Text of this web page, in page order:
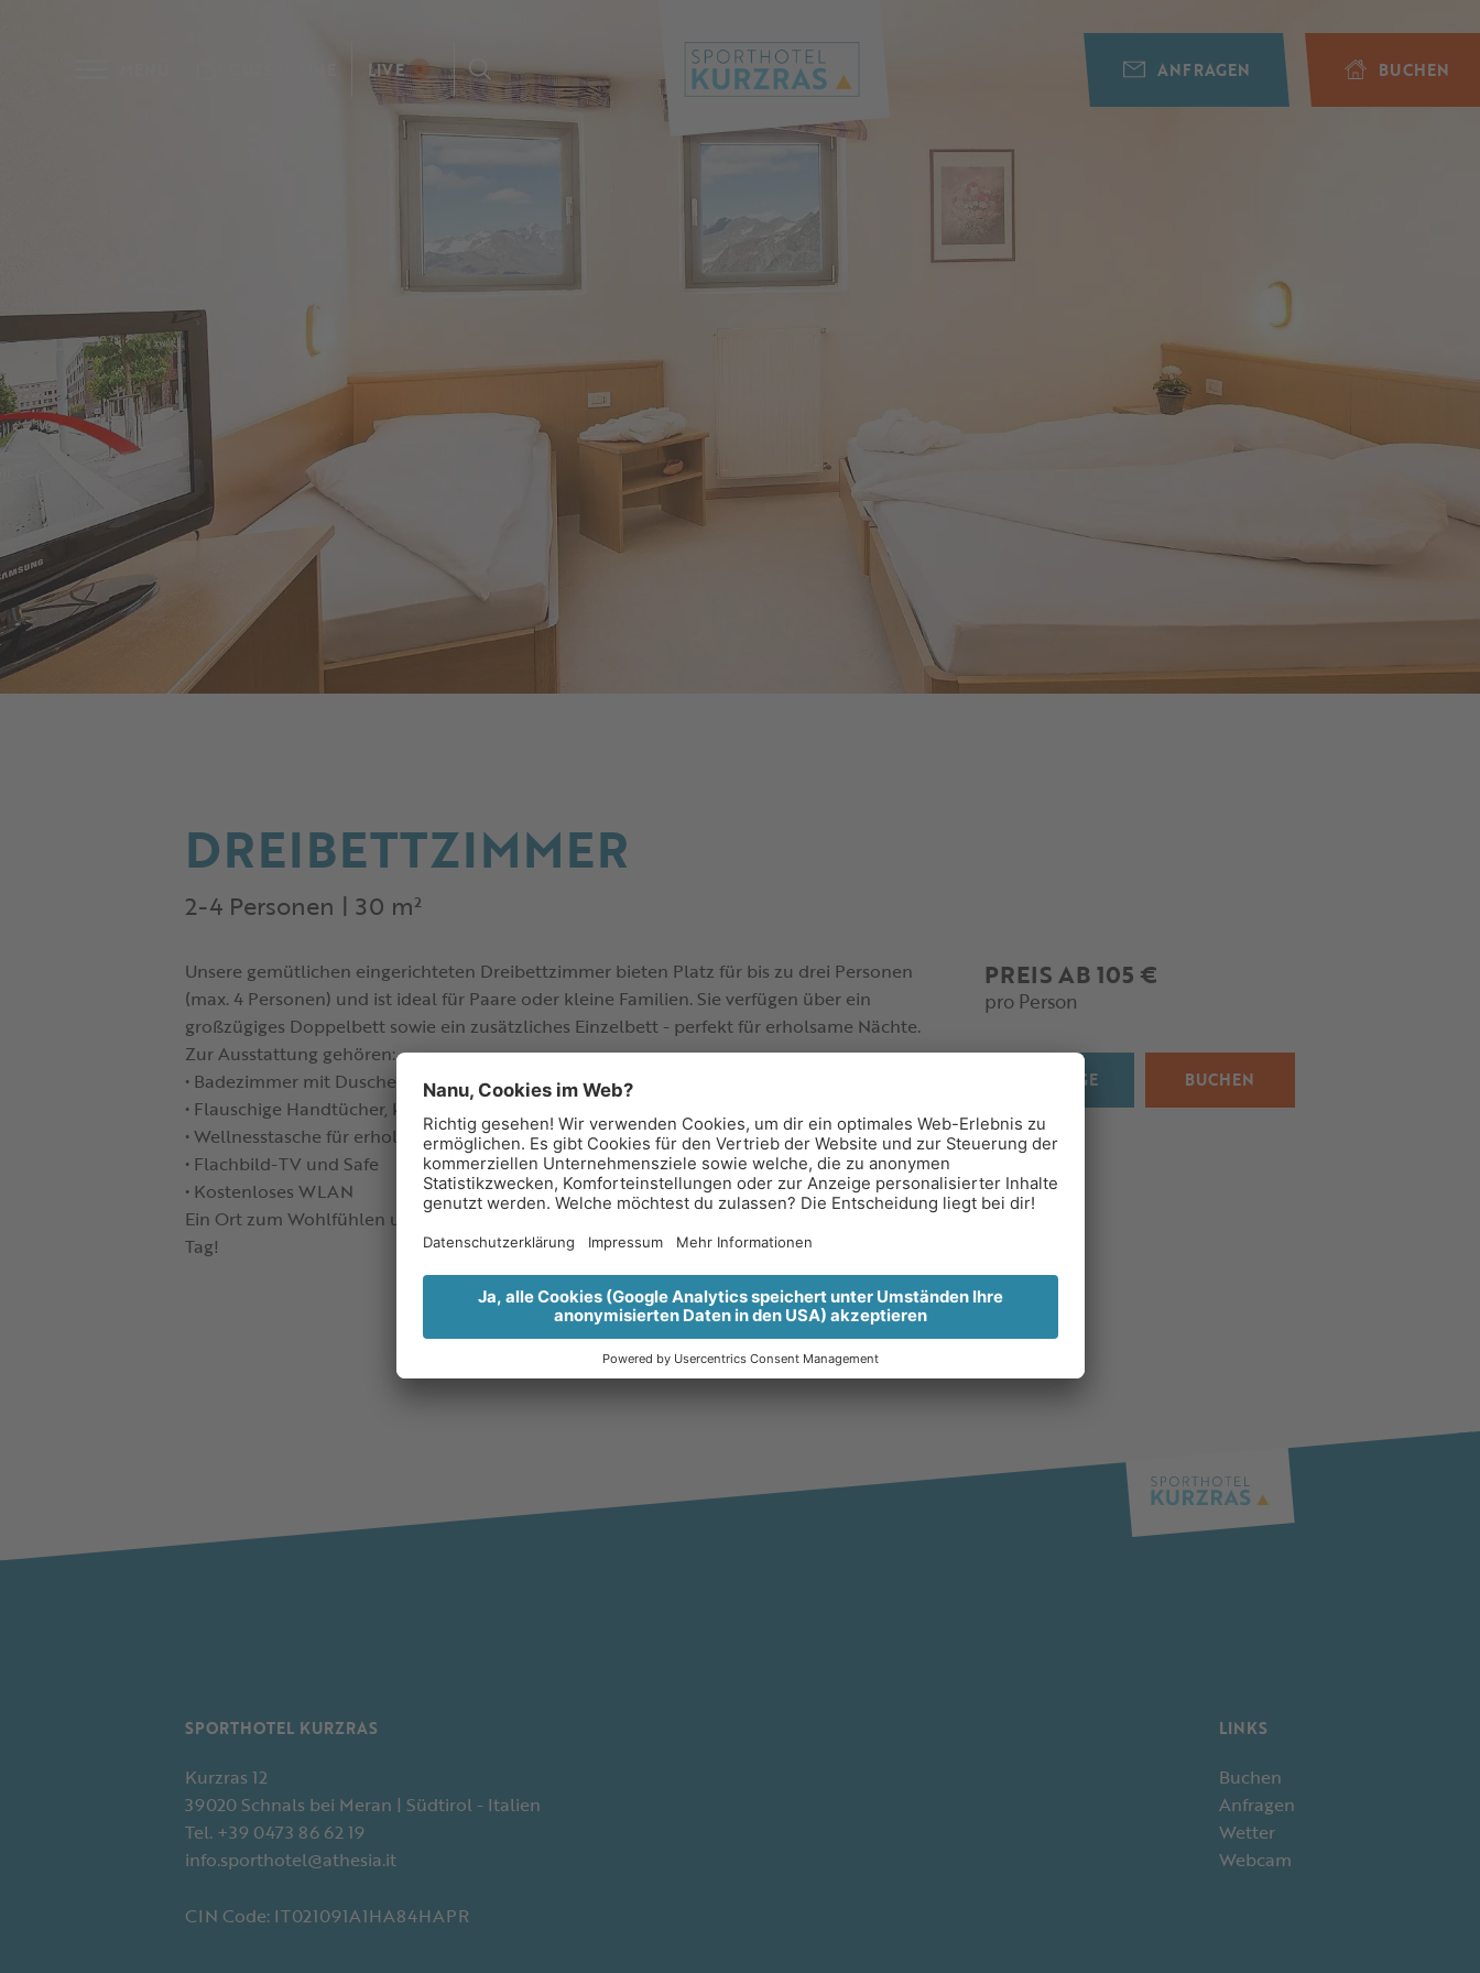
LIVE ANFRAGEN BUCHEN
DREIBETTZIMMER
2-4 Personen | 30 m²
Unsere gemütlichen eingerichteten Dreibettzimmer bieten Platz für bis zu drei Personen
(max. 4 Personen) und ist ideal für Paare oder kleine Familien. Sie verfügen über ein
großzügiges Doppelbett sowie ein zusätzliches Einzelbett - perfekt für erholsame Nächte.
Zur Ausstattung gehören:
• Badezimmer mit Dusche und Haartrockner
• Flauschige Handtücher, kuschelige Bademäntel und Saunatücher
• Wellnesstasche für erholsame Stunden in der Sauna
• Flachbild-TV und Safe
• Kostenloses WLAN
Ein Ort zum Wohlfühlen und Entspannen - Ihr Rückzugsort nach einem erlebnisreichen
Tag!
PREIS AB 105 €
pro Person
ANFRAGE BUCHEN
SPORTHOTEL KURZRAS
Kurzras 12
39020 Schnals bei Meran | Südtirol - Italien
Tel. +39 0473 86 62 19
info.sporthotel@athesia.it
CIN Code: IT021091A1HA84HAPR
LINKS
Buchen
Anfragen
Wetter
Webcam